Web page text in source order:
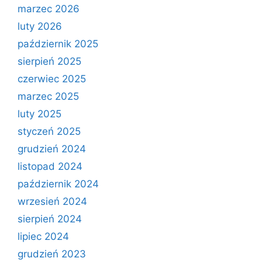
marzec 2026
luty 2026
październik 2025
sierpień 2025
czerwiec 2025
marzec 2025
luty 2025
styczeń 2025
grudzień 2024
listopad 2024
październik 2024
wrzesień 2024
sierpień 2024
lipiec 2024
grudzień 2023